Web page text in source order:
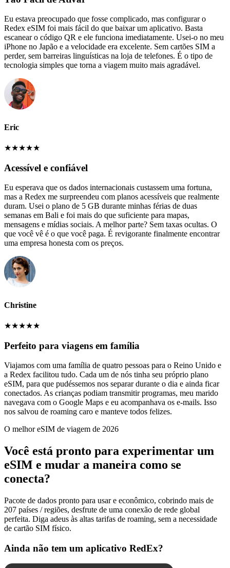
Eu estava preocupado que fosse complicado, mas configurar o
Redex eSIM foi mais fácil do que baixar um aplicativo. Basta
escanear o código QR e ele funciona imediatamente. Usei-o no meu
iPhone no Japão e a velocidade era excelente. Sem cartões SIM a
perder, sem barreiras linguísticas na loja de telefones. É o tipo de
tecnologia simples que torna a viagem muito mais agradável.
Eric
★★★★★
Acessível e confiável
Eu esperava que os dados internacionais custassem uma fortuna,
mas a Redex me surpreendeu com planos acessíveis que realmente
duram. Usei o plano de 5 GB durante minhas férias de duas
semanas em Bali e foi mais do que suficiente para mapas,
mensagens e mídias sociais. A melhor parte? Sem taxas ocultas. O
que você vê é o que você paga. É revigorante finalmente encontrar
uma empresa honesta com os preços.
Christine
★★★★★
Perfeito para viagens em família
Viajamos com uma família de quatro pessoas para o Reino Unido e
a Redex facilitou tudo. Cada um de nós tinha seu próprio plano
eSIM, para que pudéssemos nos separar durante o dia e ainda ficar
conectados. As crianças podiam transmitir programas, meu marido
navegava com o Google Maps e eu acompanhava os e-mails. Isso
nos salvou de roaming caro e manteve todos felizes.
O melhor eSIM de viagem de 2026
Você está pronto para experimentar um
eSIM e mudar a maneira como se
conecta?
Pacote de dados pronto para usar e econômico, cobrindo mais de
207 países / regiões, desfrute de uma conexão de rede global
perfeita. Diga adeus às altas tarifas de roaming, sem a necessidade
de cartão SIM físico.
Ainda não tem um aplicativo RedEx?